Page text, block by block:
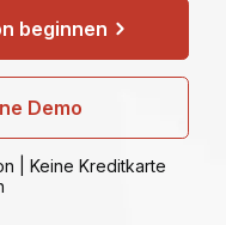
beginnen
Demo
| Keine Kreditkarte